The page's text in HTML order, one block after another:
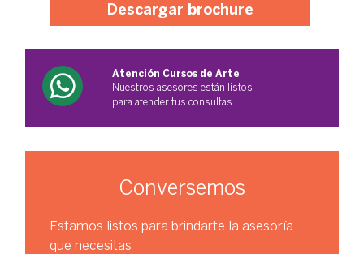
Descargar brochure
Atención Cursos de Arte
Nuestros asesores están listos
para atender tus consultas
Conversemos
Estamos listos para brindarte la asesoría
que necesitas